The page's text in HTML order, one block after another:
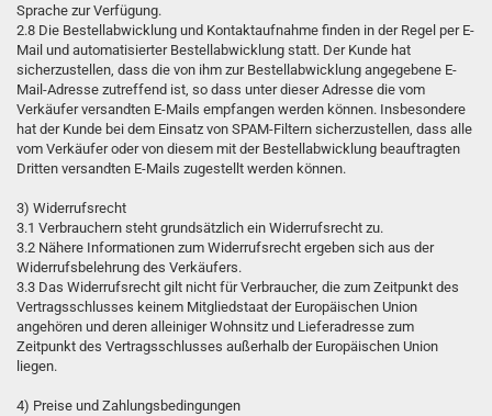
Sprache zur Verfügung.
2.8 Die Bestellabwicklung und Kontaktaufnahme finden in der Regel per E-
Mail und automatisierter Bestellabwicklung statt. Der Kunde hat
sicherzustellen, dass die von ihm zur Bestellabwicklung angegebene E-
Mail-Adresse zutreffend ist, so dass unter dieser Adresse die vom
Verkäufer versandten E-Mails empfangen werden können. Insbesondere
hat der Kunde bei dem Einsatz von SPAM-Filtern sicherzustellen, dass alle
vom Verkäufer oder von diesem mit der Bestellabwicklung beauftragten
Dritten versandten E-Mails zugestellt werden können.
3) Widerrufsrecht
3.1 Verbrauchern steht grundsätzlich ein Widerrufsrecht zu.
3.2 Nähere Informationen zum Widerrufsrecht ergeben sich aus der
Widerrufsbelehrung des Verkäufers.
3.3 Das Widerrufsrecht gilt nicht für Verbraucher, die zum Zeitpunkt des
Vertragsschlusses keinem Mitgliedstaat der Europäischen Union
angehören und deren alleiniger Wohnsitz und Lieferadresse zum
Zeitpunkt des Vertragsschlusses außerhalb der Europäischen Union
liegen.
4) Preise und Zahlungsbedingungen